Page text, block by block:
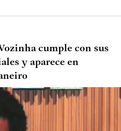
cumple con sus
y aparece en